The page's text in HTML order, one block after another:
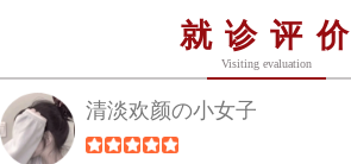
就诊评价
Visiting evaluation
清淡欢颜の小女子